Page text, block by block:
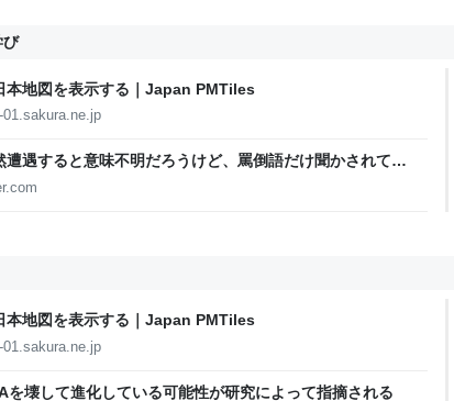
び
本地図を表示する｜Japan PMTiles
01.sakura.ne.jp
遭遇すると意味不明だろうけど、罵倒語だけ聞かされて育
人生の中で浴びてきた言葉を受け継いでしまう話
本地図を表示する｜Japan PMTiles
01.sakura.ne.jp
を壊して進化している可能性が研究によって指摘される